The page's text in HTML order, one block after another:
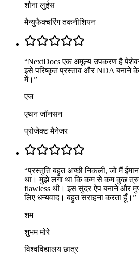
शौना लुईस
मैन्युफैक्चरिंग तकनीशियन
“NextDocs एक अमूल्य उपकरण है
इसे परिष्कृत प्रस्ताव और NDA बनाने
में। ”
एज
एथन जॉनसन
प्रोजेक्ट मैनेजर
“प्रस्तुति बहुत अच्छी निकली, जो मैं
था। मुझे लगा था कि कम से कम कुछ
flawless थी। इस सुंदर ऐप बनाने और
लिए धन्यवाद। बहुत सराहना करता हूँ। ”
शम
शुभम मोरे
विश्वविद्यालय छात्र